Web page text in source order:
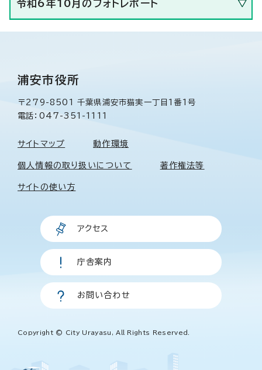
令和6年10月のフォトレポート
浦安市役所
〒279-8501 千葉県浦安市猫実一丁目1番1号
電話：047-351-1111
サイトマップ 動作環境
個人情報の取り扱いについて 著作権法等
サイトの使い方
アクセス
庁舎案内
お問い合わせ
Copyright © City Urayasu, All Rights Reserved.